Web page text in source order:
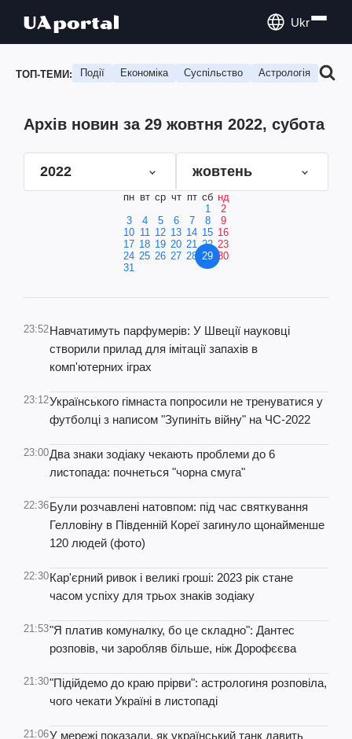
Ukr
ТОП-ТЕМИ: Події Економіка Суспільство Астрологія
Архів новин за 29 жовтня 2022, субота
2022 жовтень
пн вт ср чт пт сб нд
1
2
3
4 5 6 7 8
9
10 11 12 13 14 15 16
17 18 19 20 21 22 23
24 25 26 27 28 29 30
31
23:52Навчатимуть парфумерів: У Швеції науковці
створили прилад для імітації запахів в
комп'ютерних іграх
23:12Українського гімнаста попросили не тренуватися у
футболці з написом "Зупиніть війну" на ЧС-2022
23:00Два знаки зодіаку чекають проблеми до 6
листопада: почнеться "чорна смуга"
22:36Були розчавлені натовпом: під час святкування
Гелловіну в Південній Кореї загинуло щонайменше
120 людей (фото)
22:30Кар'єрний ривок і великі гроші: 2023 рік стане
часом успіху для трьох знаків зодіаку
21:53"Я платив комуналку, бо це складно": Дантес
розповів, чи заробляв більше, ніж Дорофєєва
21:30"Підійдемо до краю прірви": астрологиня розповіла,
чого чекати Україні в листопаді
21:06У мережі показали, як український танк давить